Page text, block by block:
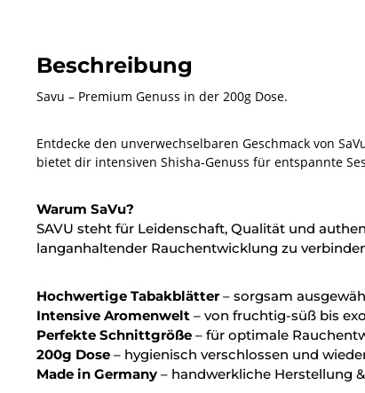
Beschreibung
Savu – Premium Genuss in der 200g Dose.
Entdecke den unverwechselbaren Geschmack von
bietet dir intensiven Shisha-Genuss für entspannte
Warum SaVu?
SAVU steht für Leidenschaft, Qualität und
langanhaltender Rauchentwicklung zu
Hochwertige Tabakblätter– sorgsam
Intensive Aromenwelt – von fruchtig-süß bis
Perfekte Schnittgröße – für optimale
200g Dose – hygienisch verschlossen und
Made in Germany – handwerkliche Herstellung